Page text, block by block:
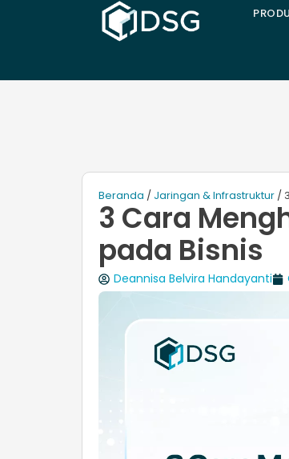
Beranda / Jaringan & Infrastruktur /
3 Cara
pada Bisnis
Deannisa Belvira Handayanti